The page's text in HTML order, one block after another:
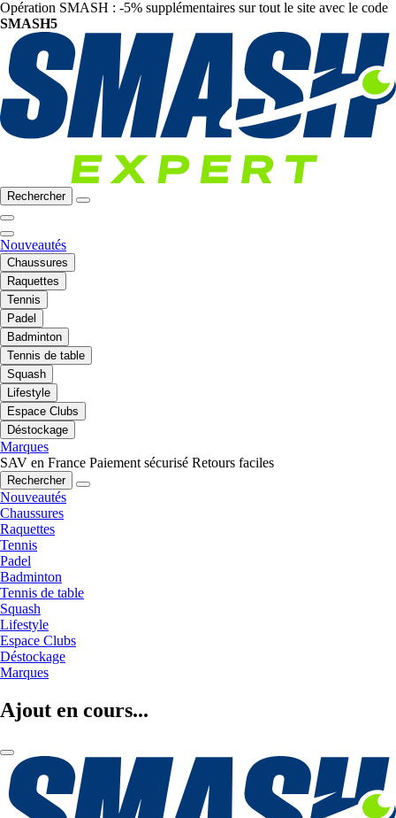
Opération SMASH : -5% supplémentaires sur tout le site avec le code
SMASH5
Rechercher
Nouveautés
Chaussures
Raquettes
Tennis
Padel
Badminton
Tennis de table
Squash
Lifestyle
Espace Clubs
Déstockage
Marques
SAV en France Paiement sécurisé Retours faciles
Rechercher
Nouveautés
Chaussures
Raquettes
Tennis
Padel
Badminton
Tennis de table
Squash
Lifestyle
Espace Clubs
Déstockage
Marques
Ajout en cours...